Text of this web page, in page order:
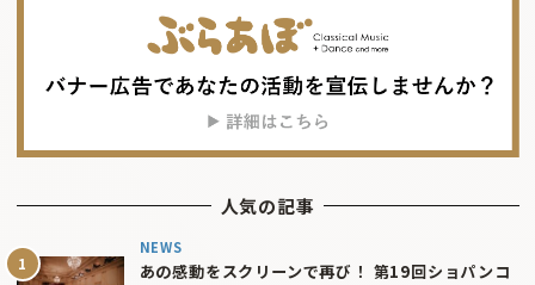
人気の記事
NEWS
あの感動をスクリーンで再び！ 第19回ショパンコ